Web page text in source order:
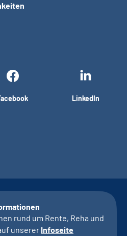
LinkedIn
rund um Rente, Reha und
unserer Infoseite